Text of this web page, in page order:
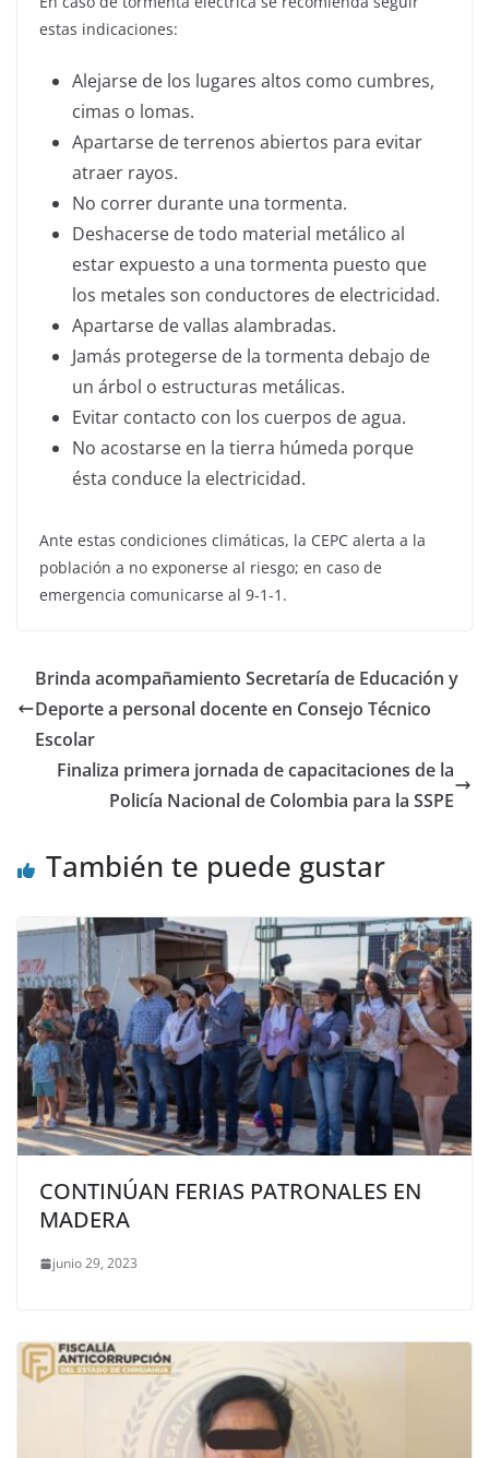
estas indicaciones:
Alejarse de los lugares altos como cumbres,
cimas o lomas.
Apartarse de terrenos abiertos para evitar
atraer rayos.
No correr durante una tormenta.
Deshacerse de todo material metálico al
estar expuesto a una tormenta puesto que
los metales son conductores de electricidad.
Apartarse de vallas alambradas.
Jamás protegerse de la tormenta debajo de
un árbol o estructuras metálicas.
Evitar contacto con los cuerpos de agua.
No acostarse en la tierra húmeda porque
ésta conduce la electricidad.
Ante estas condiciones climáticas, la CEPC alerta a la
población a no exponerse al riesgo; en caso de
emergencia comunicarse al 9-1-1.
Brinda acompañamiento Secretaría de Educación y
Deporte a personal docente en Consejo Técnico
Escolar
Finaliza primera jornada de capacitaciones de la
Policía Nacional de Colombia para la SSPE
También te puede gustar
CONTINÚAN FERIAS PATRONALES EN
MADERA
junio 29, 2023